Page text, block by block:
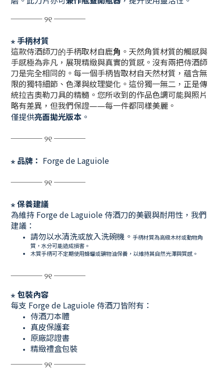
──── ୨୧ ────
⋆手柄材質
這款侍酒師刀的手柄取材自鹿角 。天然角質材質的觸感與
手感極為非凡，展現精緻與真實的質感。 沒有兩把侍酒師
刀是完全相同的。每一個手柄皆取材自天然材質，蘊含無
限的獨特細節、色澤與紋理變化。這份獨一無二，正是傳
統拉吉奧勒刀具的精髓。您所收到的作品色調可能與照片
略有差異，但我們保證——每一件都同樣美麗。
僅提供亮面拋光版本 。
──── ୨୧ ────
⋆ 品牌： Forge de Laguiole
──── ୨୧ ────
⋆保養建議
為維持 Forge de Laguiole 侍酒刀的美觀與耐用性，我們
建議：
請勿以水清洗或放入洗碗機。 手柄材質為高級木材或動物角
質，水分可能造成損害。
木質手柄可不定期使用蜂蠟或礦物油保養，以維持其自然光澤與質感。
──── ୨୧ ────
⋆包裝內容
每支 Forge de Laguiole 侍酒刀皆附有：
侍酒刀本體
真皮保護套
原廠認證書
精緻禮盒包裝
──── ୨୧ ────